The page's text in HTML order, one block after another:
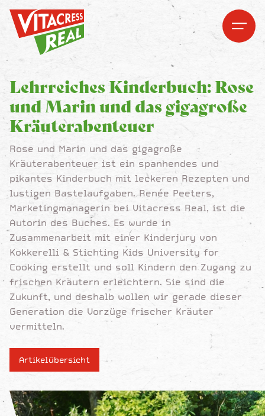
Vitacress Real Open
Vitacress Real Open
Lehrreiches Kinderbuch: Rose
und Marin und das gigagroße
Kräuterabenteuer
Rose und Marin und das gigagroße
Kräuterabenteuer ist ein spannendes und
pikantes Kinderbuch mit leckeren Rezepten und
lustigen Bastelaufgaben. Renée Peeters,
Marketingmanagerin bei Vitacress Real, ist die
Autorin des Buches. Es wurde in
Zusammenarbeit mit einer Kinderjury von
Kokkerelli & Stichting Kids University for
Cooking erstellt und soll Kindern den Zugang zu
frischen Kräutern erleichtern. Sie sind die
Zukunft, und deshalb wollen wir gerade dieser
Generation die Vorzüge frischer Kräuter
vermitteln.
Artikelübersicht